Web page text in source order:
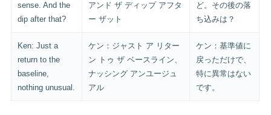
sense. And the
dip after that?
アンド ザ ディップ アフタ
ー ザット
ど。その後の落
ち込みは？
Ken: Just a
return to the
baseline,
nothing unusual.
ケン：ジャスト ア リター
ン トゥ ザ ベースライン、
ナッシング アンユージュ
アル
ケン：基準値に
戻っただけで、
特に異常はない
です。